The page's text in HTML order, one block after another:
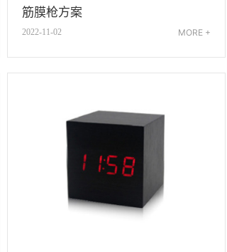
筋膜枪方案
2022-11-02 MORE +